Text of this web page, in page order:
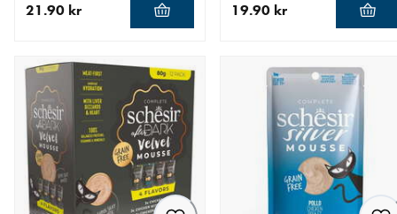
21.90 kr 19.90 kr